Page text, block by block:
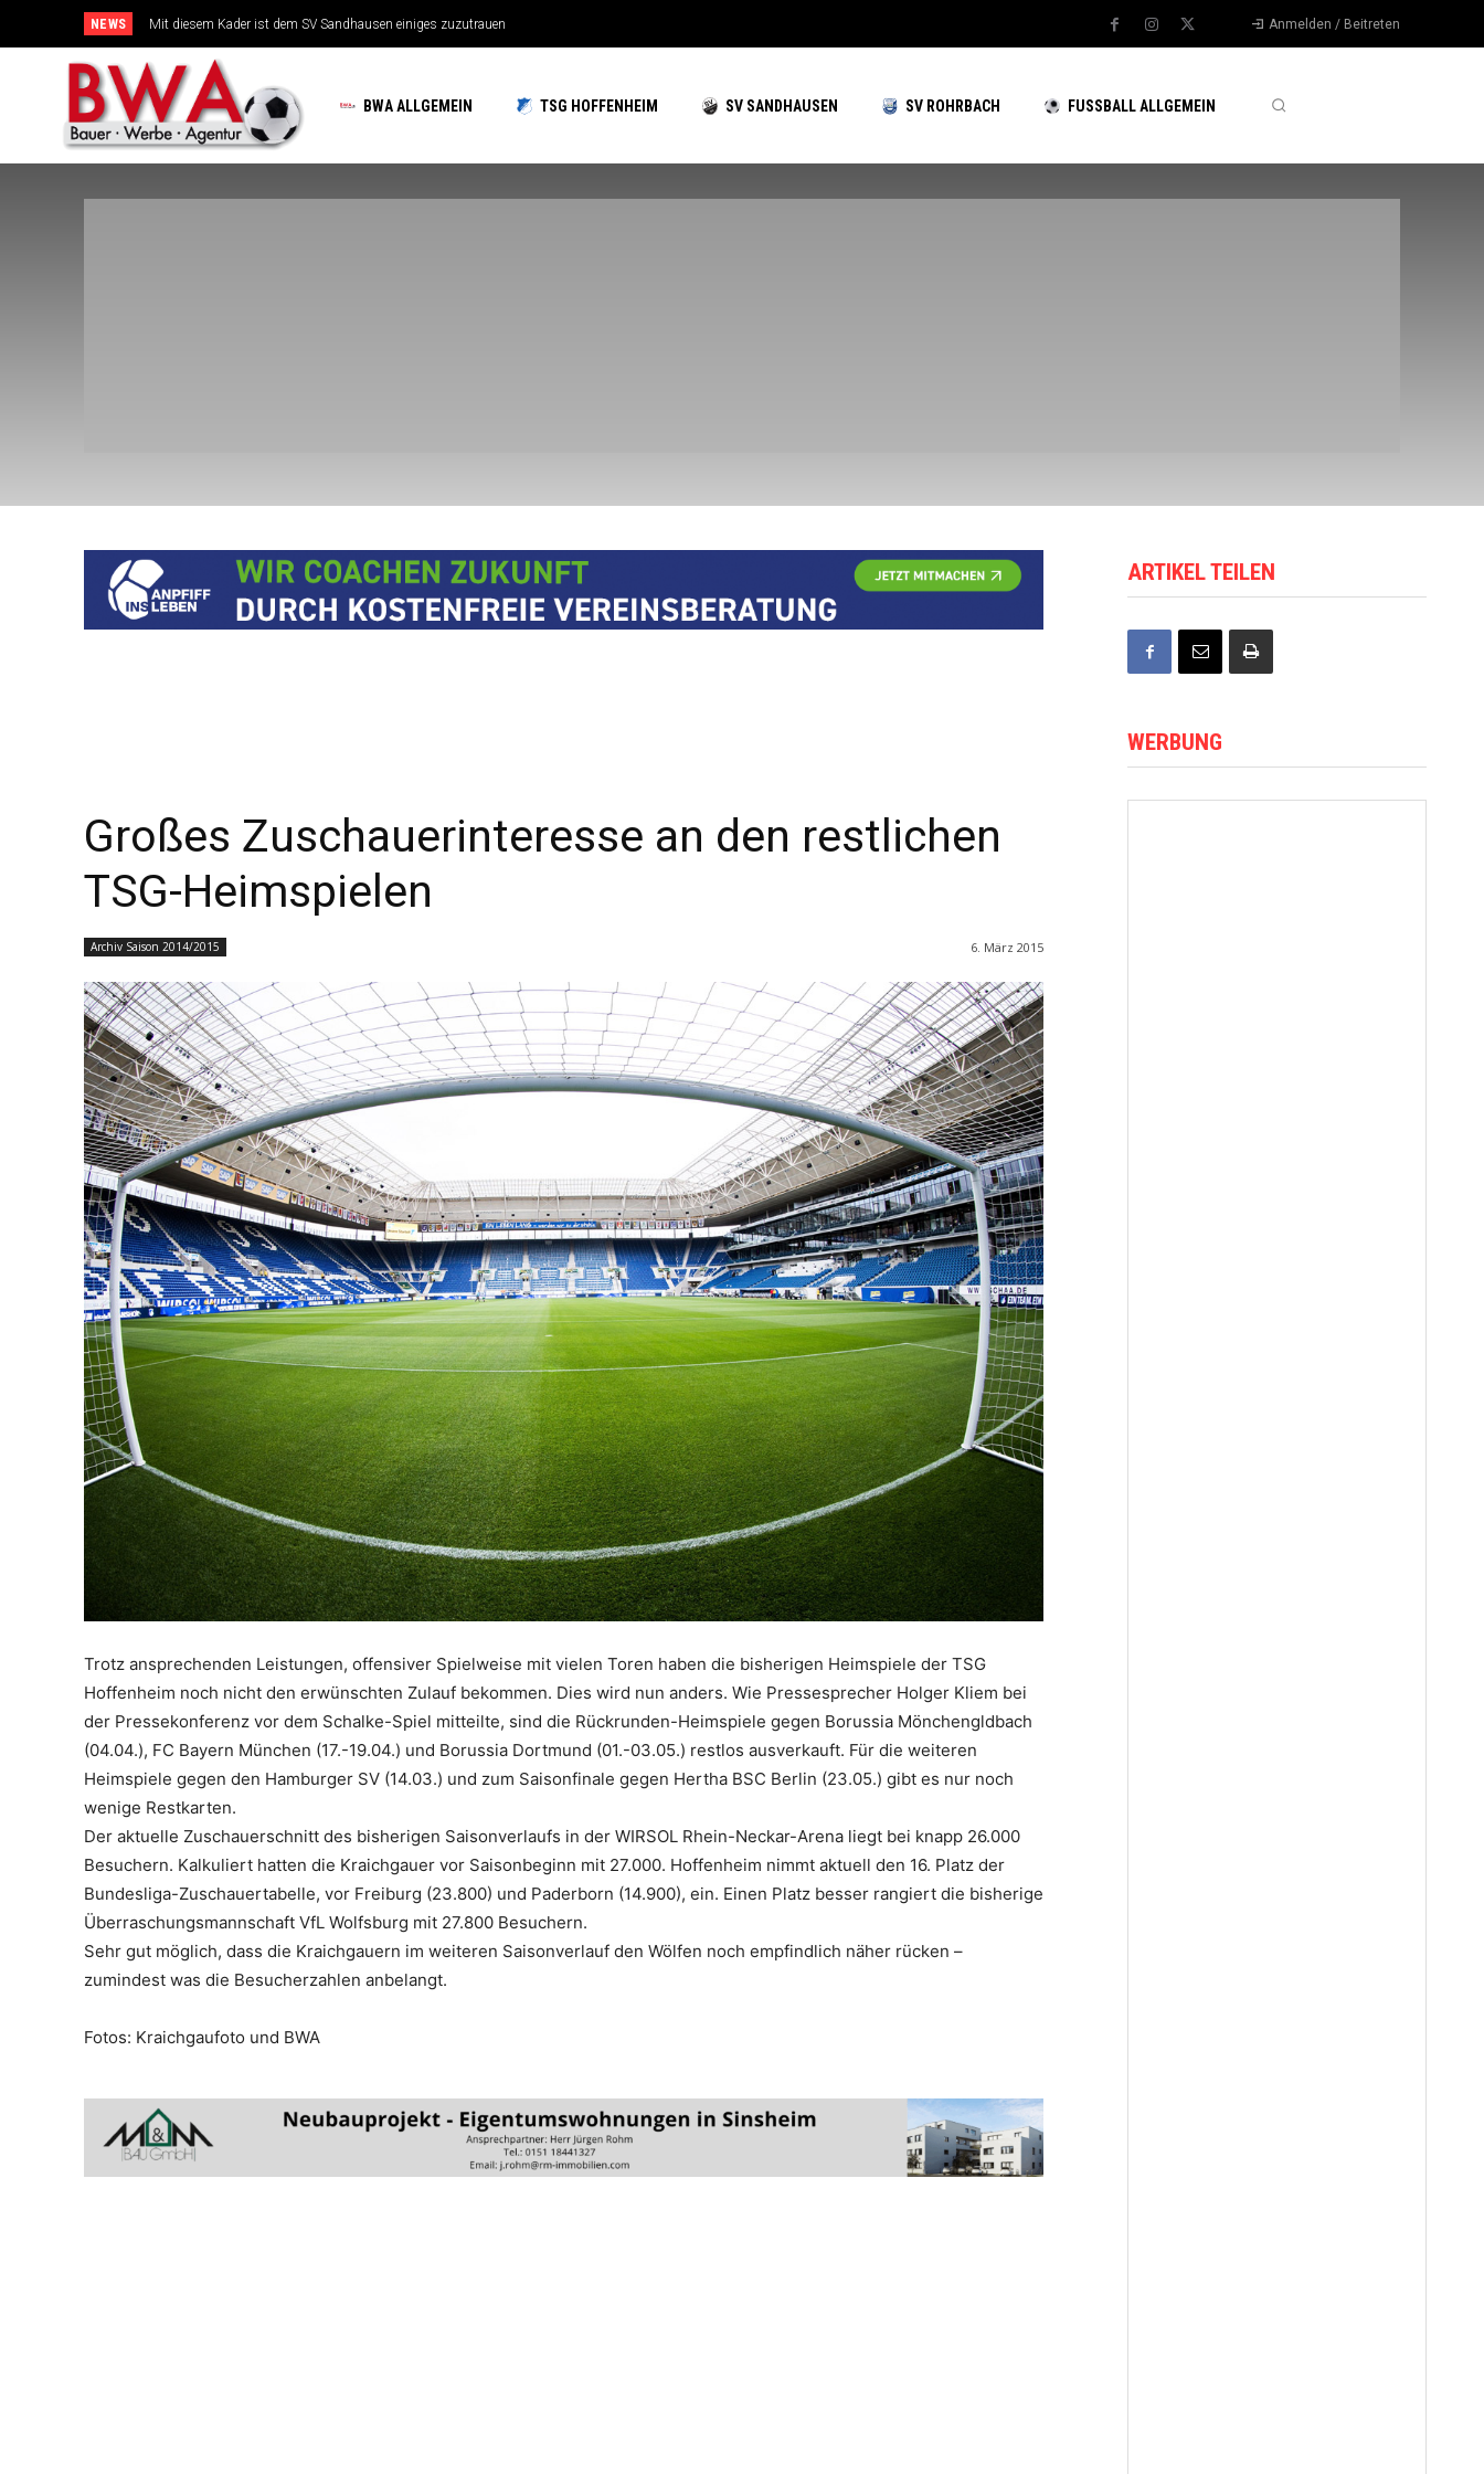
NEWS Mit diesem Kader ist dem SV Sandhausen einiges zuzutrauen
TSG-Erfolgsarchitekten sehen sich für den Tanz auf drei Hochzeiten gut aufgestellt Anmelden / Beitreten
BWA ALLGEMEIN TSG HOFFENHEIM SV SANDHAUSEN SV ROHRBACH FUSSBALL ALLGEMEIN
Großes Zuschauerinteresse an den restlichen
TSG-Heimspielen
Archiv Saison 2014/2015 6. März 2015
Trotz ansprechenden Leistungen, offensiver Spielweise mit vielen Toren haben die bisherigen Heimspiele der TSG
Hoffenheim noch nicht den erwünschten Zulauf bekommen. Dies wird nun anders. Wie Pressesprecher Holger Kliem bei
der Pressekonferenz vor dem Schalke-Spiel mitteilte, sind die Rückrunden-Heimspiele gegen Borussia Mönchengldbach
(04.04.), FC Bayern München (17.-19.04.) und Borussia Dortmund (01.-03.05.) restlos ausverkauft. Für die weiteren
Heimspiele gegen den Hamburger SV (14.03.) und zum Saisonfinale gegen Hertha BSC Berlin (23.05.) gibt es nur noch
wenige Restkarten.
Der aktuelle Zuschauerschnitt des bisherigen Saisonverlaufs in der WIRSOL Rhein-Neckar-Arena liegt bei knapp 26.000
Besuchern. Kalkuliert hatten die Kraichgauer vor Saisonbeginn mit 27.000. Hoffenheim nimmt aktuell den 16. Platz der
Bundesliga-Zuschauertabelle, vor Freiburg (23.800) und Paderborn (14.900), ein. Einen Platz besser rangiert die bisherige
Überraschungsmannschaft VfL Wolfsburg mit 27.800 Besuchern.
Sehr gut möglich, dass die Kraichgauern im weiteren Saisonverlauf den Wölfen noch empfindlich näher rücken –
zumindest was die Besucherzahlen anbelangt.
Fotos: Kraichgaufoto und BWA
ARTIKEL TEILEN
WERBUNG